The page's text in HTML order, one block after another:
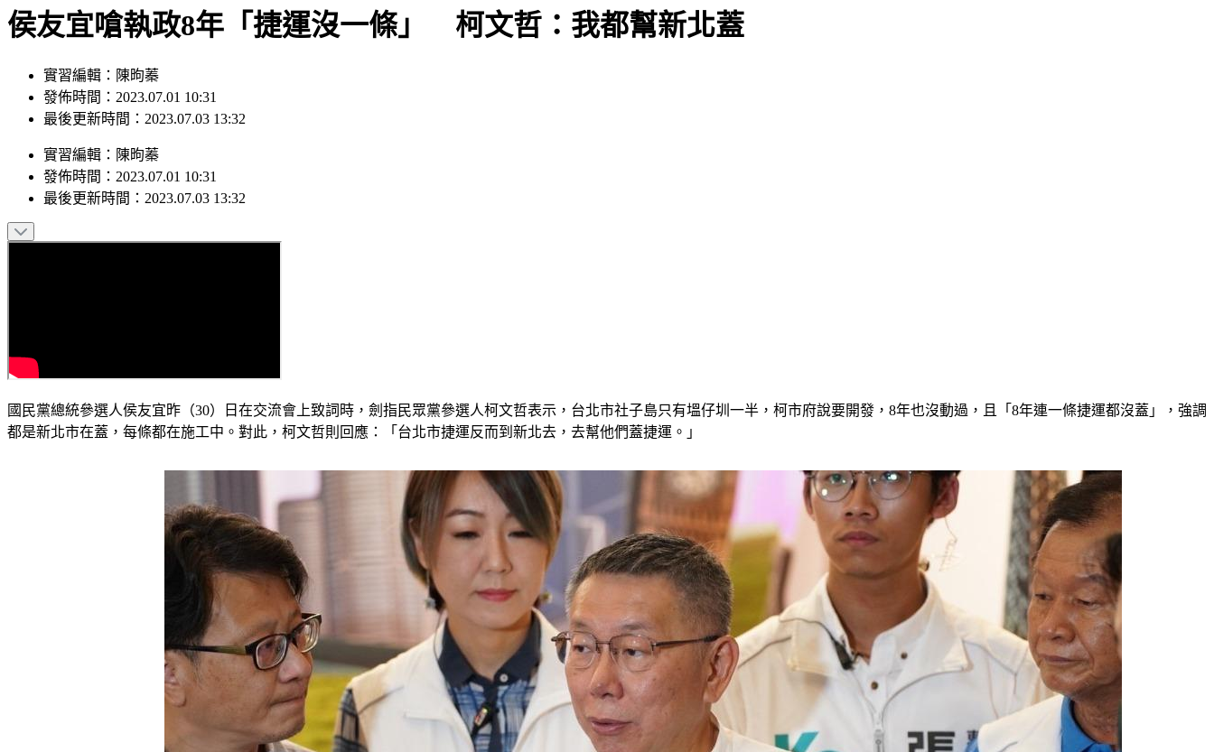
侯友宜嗆執政8年「捷運沒一條」 柯文哲：我都幫新北蓋
實習編輯：陳昫蓁
發佈時間：2023.07.01 10:31
最後更新時間：2023.07.03 13:32
實習編輯 ： 陳昫蓁
發佈時間： 2023.07.01 10:31
最後更新時間： 2023.07.03 13:32
國民黨總統參選人侯友宜昨（30）日在交流會上致詞時，劍指民眾黨參選人柯文哲表示，台北市社子島只有塭仔圳一半，柯市府說要開發，8年也沒動過，且「8年連一條捷運都沒蓋」，強調
都是新北市在蓋，每條都在施工中。對此，柯文哲則回應：「台北市捷運反而到新北去，去幫他們蓋捷運。」